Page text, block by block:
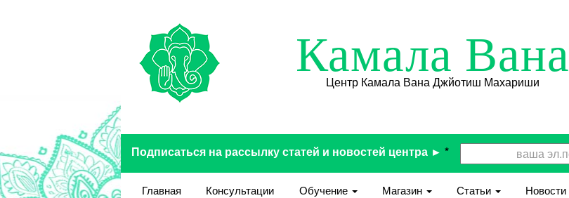
Камала Вана
Центр Камала Вана Джйотиш Махариши
Подписаться на рассылку статей и новостей центра ► *
Главная Консультации Обучение Магазин Статьи Новости